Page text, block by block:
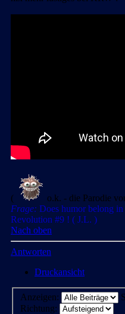
(
o.k. - die Parodie
Frage: Does humor belong
Revolution #9 ! ( J.L. )
Nach oben
Antworten
Druckansicht
Anzeigen:
Richtung: